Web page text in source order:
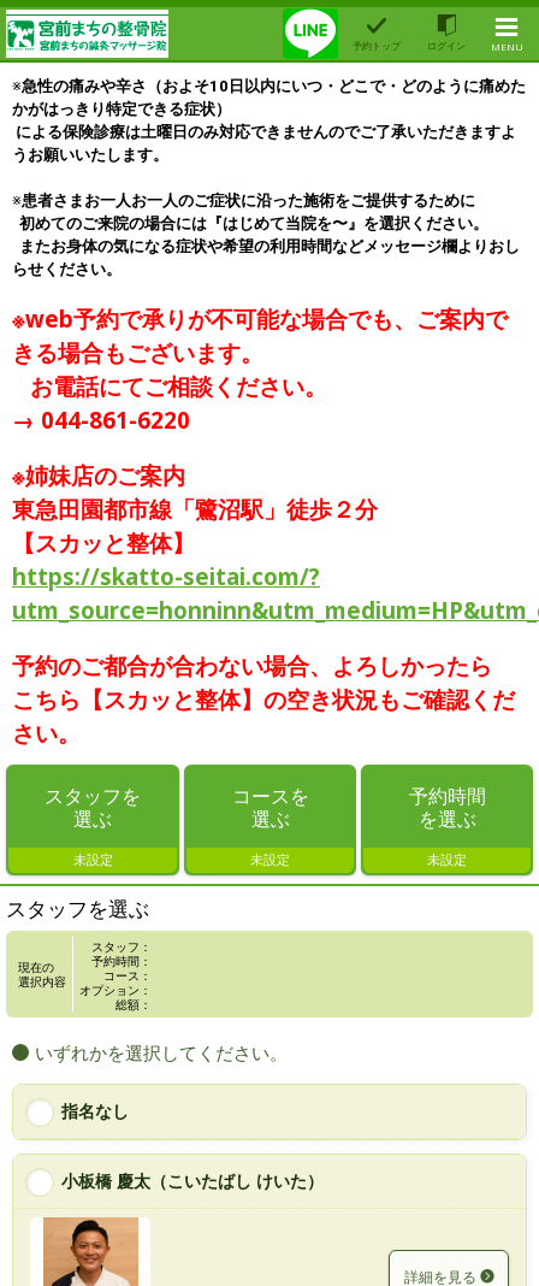
予約トップ ログイン MENU
※急性の痛みや辛さ（およそ10日以内にいつ・どこで・どのように痛めた
かがはっきり特定できる症状）
うお願いいたします。
※患者さまお一人お一人のご症状に沿った施術をご提供するために
  初めてのご来院の場合には『はじめて当院を〜』を選択ください。
らせください。
※web予約で承りが不可能な場合でも、ご案内で
きる場合もございます。
お電話にてご相談ください。
→ 044-861-6220
※姉妹店のご案内
東急田園都市線「鷺沼駅」徒歩２分
【スカッと整体】
https://skatto-seitai.com/?
予約のご都合が合わない場合、よろしかったら
こちら【スカッと整体】の空き状況もご確認くだ
さい。
スタッフを
選ぶ
未設定
コースを
選ぶ
未設定
予約時間
を選ぶ
未設定
スタッフを選ぶ
現在の
選択内容
スタッフ：
予約時間：
コース：
オプション：
総額：
いずれかを選択してください。
指名なし
小板橋 慶太（こいたばし けいた）
詳細を見る